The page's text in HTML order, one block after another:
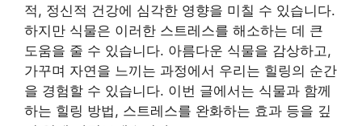
적, 정신적 건강에 심각한 영향을 미칠 수 있습니다.
하지만 식물은 이러한 스트레스를 해소하는 데 큰
도움을 줄 수 있습니다. 아름다운 식물을 감상하고,
가꾸며 자연을 느끼는 과정에서 우리는 힐링의 순간
을 경험할 수 있습니다. 이번 글에서는 식물과 함께
하는 힐링 방법, 스트레스를 완화하는 효과 등을 깊